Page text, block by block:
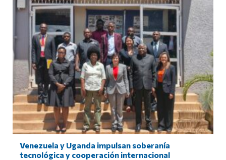
Venezuela y Uganda impulsan soberanía
tecnológica y cooperación internacional